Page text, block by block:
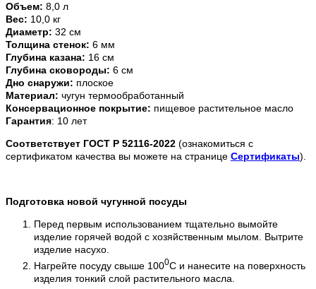
Объем: 8,0 л
Вес: 10,0 кг
Диаметр: 32 см
Толщина стенок: 6 мм
Глубина казана: 16 см
Глубина сковороды: 6 см
Дно снаружи: плоское
Материал: чугун термообработанный
Консервационное покрытие: пищевое растительное масло
Гарантия: 10 лет
Соответствует ГОСТ Р 52116-2022 (ознакомиться с
сертификатом качества вы можете на странице Сертификаты).
Подготовка новой чугунной посуды
Перед первым использованием тщательно вымойте
изделие горячей водой с хозяйственным мылом. Вытрите
изделие насухо.
Нагрейте посуду свыше 1000С и нанесите на поверхность
изделия тонкий слой растительного масла.